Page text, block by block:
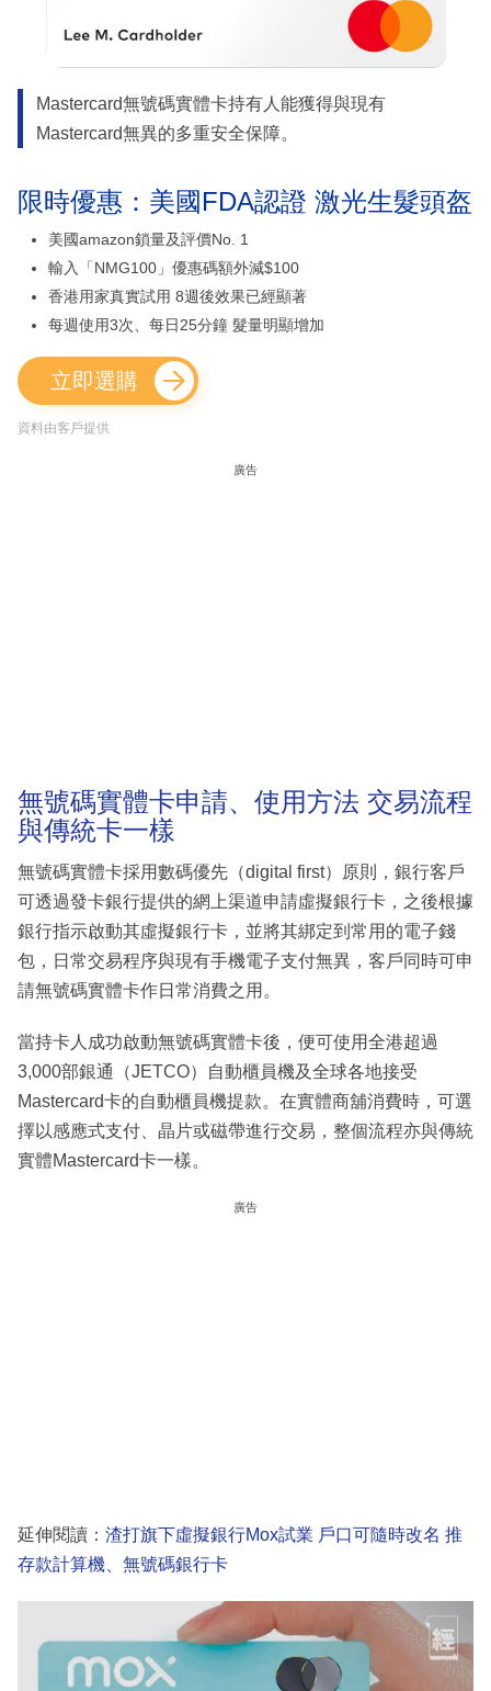
Mastercard無號碼實體卡持有人能獲得與現有
Mastercard無異的多重安全保障。
限時優惠：美國FDA認證 激光生髮頭盔
美國amazon鎖量及評價No. 1
輸入「NMG100」優惠碼額外減$100
香港用家真實試用 8週後效果已經顯著
每週使用3次、每日25分鐘 髮量明顯增加
立即選購
資料由客戶提供
廣告
無號碼實體卡申請、使用方法 交易流程
與傳統卡一樣
無號碼實體卡採用數碼優先（digital first）原則，銀行客戶
可透過發卡銀行提供的網上渠道申請虛擬銀行卡，之後根據
銀行指示啟動其虛擬銀行卡，並將其綁定到常用的電子錢
包，日常交易程序與現有手機電子支付無異，客戶同時可申
請無號碼實體卡作日常消費之用。
當持卡人成功啟動無號碼實體卡後，便可使用全港超過
3,000部銀通（JETCO）自動櫃員機及全球各地接受
Mastercard卡的自動櫃員機提款。在實體商舖消費時，可選
擇以感應式支付、晶片或磁帶進行交易，整個流程亦與傳統
實體Mastercard卡一樣。
廣告
延伸閱讀： 渣打旗下虛擬銀行Mox試業 戶口可隨時改名 推
存款計算機、無號碼銀行卡